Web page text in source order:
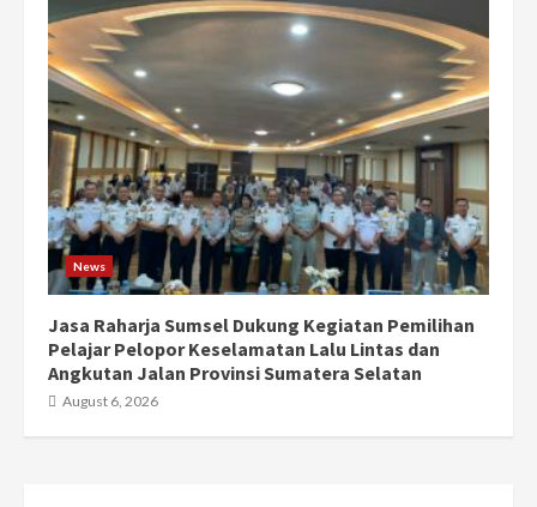
News
Jasa Raharja Sumsel Dukung Kegiatan Pemilihan
Pelajar Pelopor Keselamatan Lalu Lintas dan
Angkutan Jalan Provinsi Sumatera Selatan
August 6, 2026